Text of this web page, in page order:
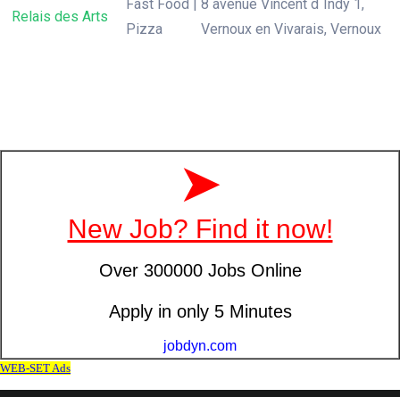
Relais des Arts
Fast Food |
Pizza
8 avenue Vincent d´Indy 1,
Vernoux en Vivarais, Vernoux